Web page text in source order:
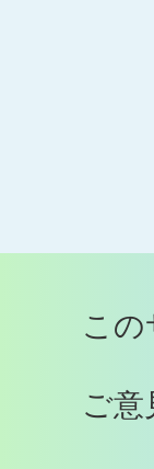
こ
ご